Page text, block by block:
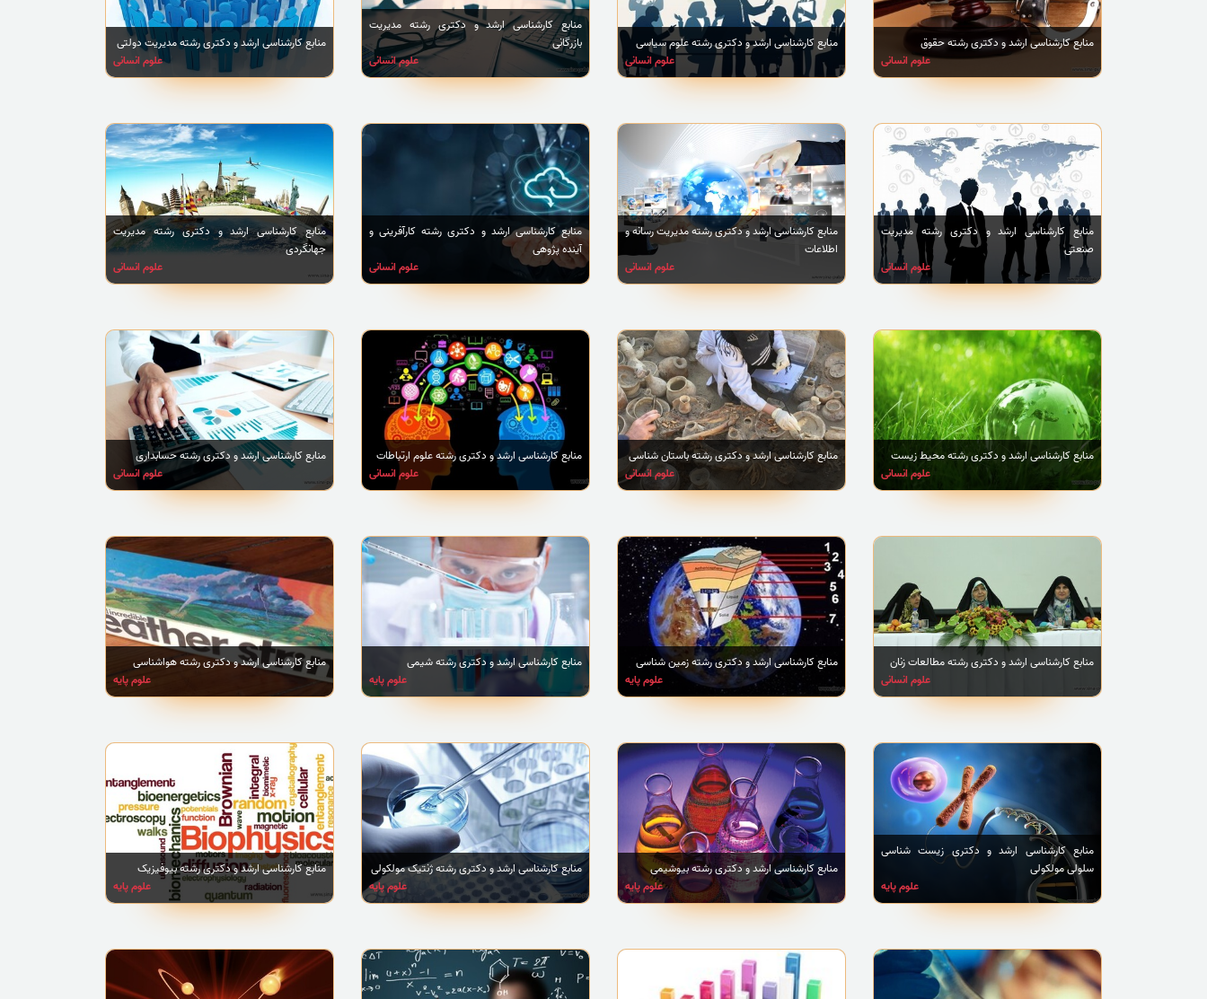
منابع کارشناسی ارشد و دکتری رشته حقوق
علوم انسانی
منابع کارشناسی ارشد و دکتری رشته علوم سیاسی
علوم انسانی
منابع کارشناسی ارشد و دکتری رشته مدیریت
بازرگانی
علوم انسانی
منابع کارشناسی ارشد و دکتری رشته مدیریت دولتی
علوم انسانی
منابع کارشناسی ارشد و دکتری رشته مدیریت
صنعتی
علوم انسانی
منابع کارشناسی ارشد و دکتری رشته مدیریت رسانه و
اطلاعات
علوم انسانی
منابع کارشناسی ارشد و دکتری رشته کارآفرینی و
آینده پژوهی
علوم انسانی
منابع کارشناسی ارشد و دکتری رشته مدیریت
جهانگردی
علوم انسانی
منابع کارشناسی ارشد و دکتری رشته محیط زیست
علوم انسانی
منابع کارشناسی ارشد و دکتری رشته باستان شناسی
علوم انسانی
منابع کارشناسی ارشد و دکتری رشته علوم ارتباطات
علوم انسانی
منابع کارشناسی ارشد و دکتری رشته حسابداری
علوم انسانی
منابع کارشناسی ارشد و دکتری رشته مطالعات زنان
علوم انسانی
منابع کارشناسی ارشد و دکتری رشته زمین شناسی
علوم پایه
منابع کارشناسی ارشد و دکتری رشته شیمی
علوم پایه
منابع کارشناسی ارشد و دکتری رشته هواشناسی
علوم پایه
منابع کارشناسی ارشد و دکتری زیست شناسی
سلولی مولکولی
علوم پایه
منابع کارشناسی ارشد و دکتری رشته بیوشیمی
علوم پایه
منابع کارشناسی ارشد و دکتری رشته ژنتیک مولکولی
علوم پایه
منابع کارشناسی ارشد و دکتری رشته بیوفیزیک
علوم پایه